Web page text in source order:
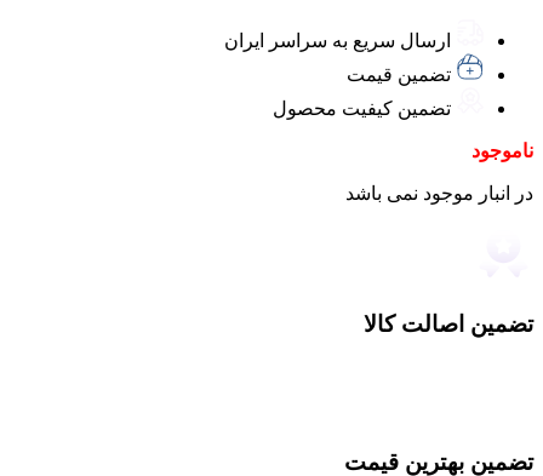
ارسال سریع به سراسر ایران
تضمین قیمت
تضمین کیفیت محصول
ناموجود
در انبار موجود نمی باشد
تضمین اصالت کالا
تضمین بهترین قیمت